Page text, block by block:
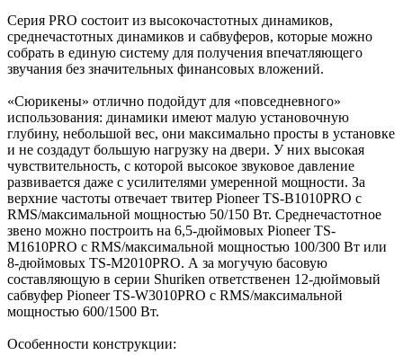
Серия PRO состоит из высокочастотных динамиков,
среднечастотных динамиков и сабвуферов, которые можно
собрать в единую систему для получения впечатляющего
звучания без значительных финансовых вложений.
«Сюрикены» отлично подойдут для «повседневного»
использования: динамики имеют малую установочную
глубину, небольшой вес, они максимально просты в установке
и не создадут большую нагрузку на двери. У них высокая
чувствительность, с которой высокое звуковое давление
развивается даже с усилителями умеренной мощности. За
верхние частоты отвечает твитер Pioneer TS-B1010PRO с
RMS/максимальной мощностью 50/150 Вт. Среднечастотное
звено можно построить на 6,5-дюймовых Pioneer TS-
M1610PRO с RMS/максимальной мощностью 100/300 Вт или
8-дюймовых TS-M2010PRO. А за могучую басовую
составляющую в серии Shuriken ответственен 12-дюймовый
сабвуфер Pioneer TS-W3010PRO с RMS/максимальной
мощностью 600/1500 Вт.
Особенности конструкции: